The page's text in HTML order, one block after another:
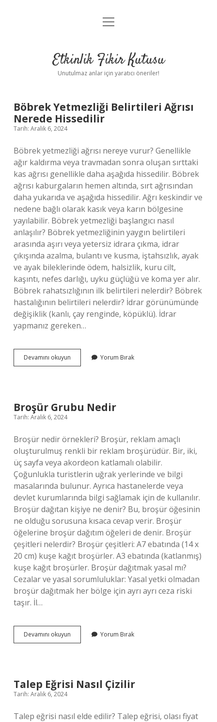
Anasayfa
Yasal Uyarı
menüyü
Etkinlik Fikir Kutusu
Unutulmaz anlar için yaratıcı öneriler!
Etkinlik
Fikir
Kutusu
Yazılar
Böbrek Yetmezliği Belirtileri Ağrısı
Nerede Hissedilir
Tarih: Aralık 6, 2024
Böbrek yetmezliği ağrısı nereye vurur? Genellikle
ağır kaldırma veya travmadan sonra oluşan sırttaki
kas ağrısı genellikle daha aşağıda hissedilir. Böbrek
ağrısı kaburgaların hemen altında, sırt ağrısından
daha yukarıda ve aşağıda hissedilir. Ağrı keskindir ve
nedene bağlı olarak kasık veya karın bölgesine
yayılabilir. Böbrek yetmezliği başlangıcı nasıl
anlaşılır? Böbrek yetmezliğinin yaygın belirtileri
arasında aşırı veya yetersiz idrara çıkma, idrar
çıkışında azalma, bulantı ve kusma, iştahsızlık, ayak
ve ayak bileklerinde ödem, halsizlik, kuru cilt,
kaşıntı, nefes darlığı, uyku güçlüğü ve koma yer alır.
Böbrek rahatsızlığının ilk belirtileri nelerdir? Böbrek
hastalığının belirtileri nelerdir? İdrar görünümünde
değişiklik (kanlı, çay renginde, köpüklü). İdrar
yapmanız gereken…
Devamını okuyun
Yetmezliği
Yorum Bırak
Broşür Grubu Nedir
Tarih: Aralık 6, 2024
Broşür nedir örnekleri? Broşür, reklam amaçlı
oluşturulmuş renkli bir reklam broşürüdür. Bir, iki,
üç sayfa veya akordeon katlamalı olabilir.
Çoğunlukla turistlerin uğrak yerlerinde ve bilgi
masalarında bulunur. Ayrıca hastanelerde veya
devlet kurumlarında bilgi sağlamak için de kullanılır.
Broşür dağıtan kişiye ne denir? Bu, broşür öğesinin
ne olduğu sorusuna kısaca cevap verir. Broşür
öğelerine broşür dağıtım öğeleri de denir. Broşür
çeşitleri nelerdir? Broşür çeşitleri: A7 ebatında (14 x
20 cm) kuşe kağıt broşürler. A3 ebatında (katlanmış)
kuşe kağıt broşürler. Broşür dağıtmak yasal mı?
Cezalar ve yasal sorumluluklar: Yasal yetki olmadan
broşür dağıtmak her bölge için ayrı ayrı ceza riski
taşır. İl…
Devamını okuyun
Grubu
Yorum Bırak
Talep Eğrisi Nasıl Çizilir
Tarih: Aralık 6, 2024
Talep eğrisi nasıl elde edilir? Talep eğrisi, olası fiyat